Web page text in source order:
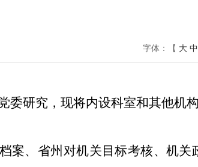
字体： 【 大 中
研究，现将内设科室和其他机
案、省州对机关目标考核、机